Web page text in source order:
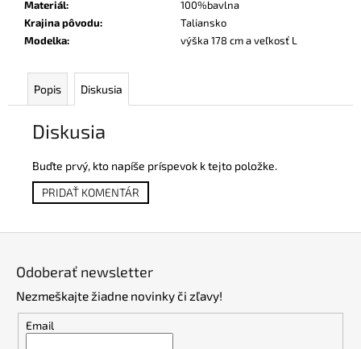
Materiál:
100%bavlna
Krajina pôvodu:
Taliansko
Modelka: výška 178 cm a veľkosť L
Popis Diskusia
Diskusia
Buďte prvý, kto napíše príspevok k tejto položke.
PRIDAŤ KOMENTÁR
Odoberať newsletter
Nezmeškajte žiadne novinky či zľavy!
Email